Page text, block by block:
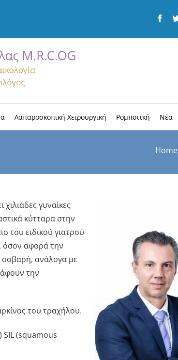
Λαπαροσκοπική Χειρουργική Ρομποτική Νέα
Home
γυναίκες
κύτταρα στην
του ειδικού γιατρού
, όσον αφορά την
σοβαρή, ανάλογα με
την
του τραχήλου.
SIL (squamous